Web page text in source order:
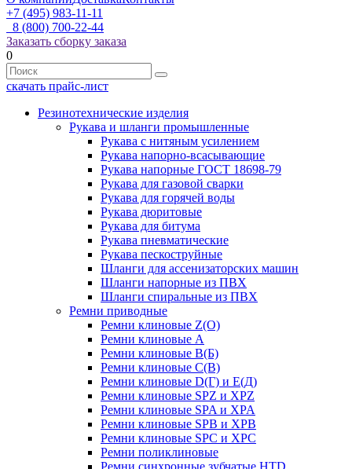
+7 (495) 983-11-11
8 (800) 700-22-44
Заказать сборку заказа
0
скачать прайс-лист
Резинотехнические изделия
Рукава и шланги промышленные
Рукава с нитяным усилением
Рукава напорно-всасывающие
Рукава напорные ГОСТ 18698-79
Рукава для газовой сварки
Рукава для горячей воды
Рукава дюритовые
Рукава для битума
Рукава пневматические
Рукава пескоструйные
Шланги для ассенизаторских машин
Шланги напорные из ПВХ
Шланги спиральные из ПВХ
Ремни приводные
Ремни клиновые Z(О)
Ремни клиновые А
Ремни клиновые В(Б)
Ремни клиновые С(В)
Ремни клиновые D(Г) и Е(Д)
Ремни клиновые SPZ и XPZ
Ремни клиновые SPA и XPA
Ремни клиновые SPB и XPB
Ремни клиновые SPC и XPC
Ремни поликлиновые
Ремни синхронные зубчатые HTD